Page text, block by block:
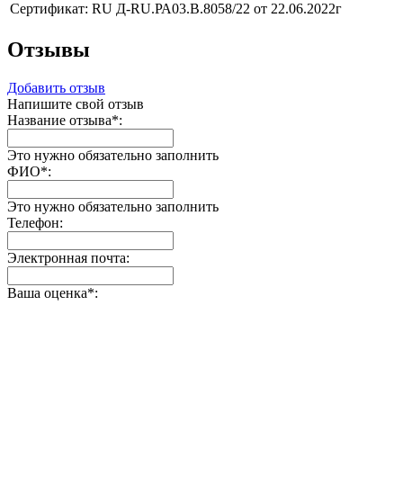
Сертификат: RU Д-RU.РА03.В.8058/22 от 22.06.2022г
Отзывы
Добавить отзыв
Напишите свой отзыв
Название отзыва*:
Это нужно обязательно заполнить
ФИО*:
Это нужно обязательно заполнить
Телефон:
Электронная почта:
Ваша оценка*: